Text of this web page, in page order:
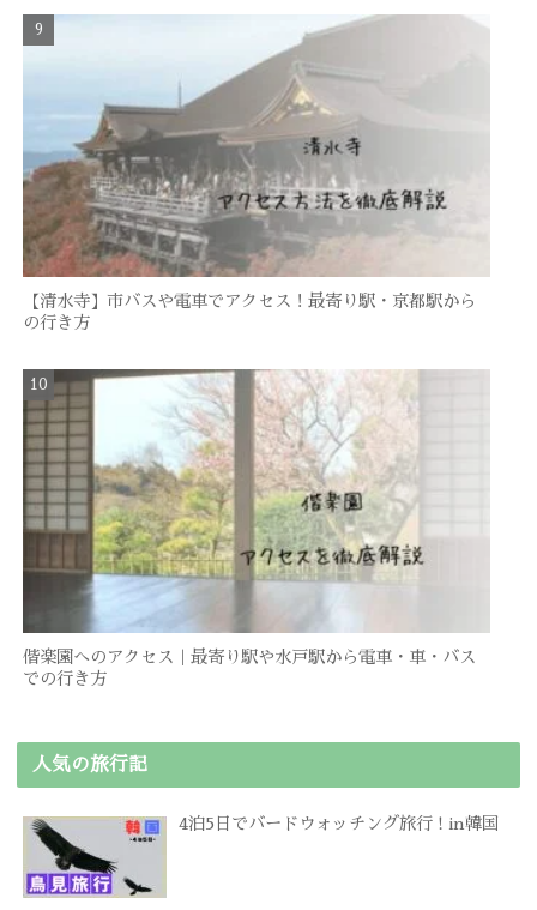
【清水寺】市バスや電車でアクセス！最寄り駅・京都駅から
の行き方
偕楽園へのアクセス｜最寄り駅や水戸駅から電車・車・バス
での行き方
人気の旅行記
4泊5日でバードウォッチング旅行 ! in韓国